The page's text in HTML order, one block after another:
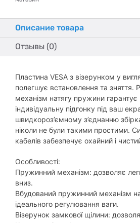
Описание товара
Отзывы (0)
Пластина VESA з візерунком у
полегшує встановлення та зняття.
механізм натягу пружини гарантує
індивідуальну підгонку під ваш
швидкороз’ємному з’єднанню
ніколи не були такими простими.
кабелів забезпечує охайний і
Особливості:
Пружинний механізм: дозволяє
вниз.
Вбудований пружинний механізм
ідеального регулювання ваги.
Візерунок замкової щілини: